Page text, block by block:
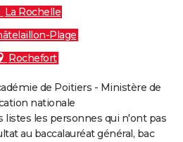
La Rochelle
Plage
Rochefort
de Poitiers - Ministère de
nationale
listes les personnes qui n'ont pas
au baccalauréat général, bac